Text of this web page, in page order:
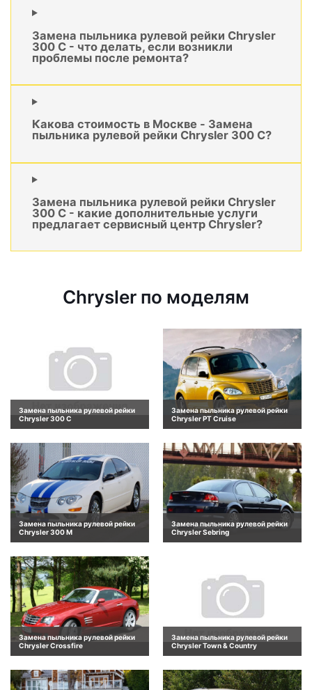
Замена пыльника рулевой рейки Chrysler
300 C - что делать, если возникли
проблемы после ремонта?
Какова стоимость в Москве - Замена
пыльника рулевой рейки Chrysler 300 C?
Замена пыльника рулевой рейки Chrysler
300 C - какие дополнительные услуги
предлагает сервисный центр Chrysler?
Chrysler по моделям
Замена пыльника рулевой рейки
Chrysler 300 C
Замена пыльника рулевой рейки
Chrysler PT Cruise
Замена пыльника рулевой рейки
Chrysler 300 M
Замена пыльника рулевой рейки
Chrysler Sebring
Замена пыльника рулевой рейки
Chrysler Crossfire
Замена пыльника рулевой рейки
Chrysler Town & Country